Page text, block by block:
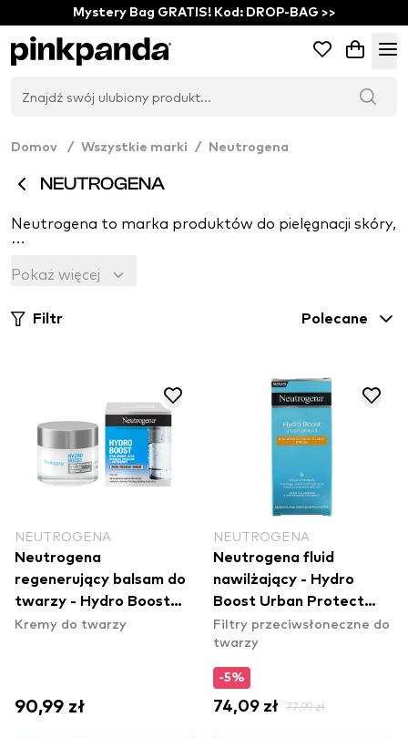
Mystery Bag GRATIS! Kod: DROP-BAG >>
Domov / Wszystkie marki / Neutrogena
NEUTROGENA
Neutrogena to marka produktów do pielęgnacji skóry,
Kierując się przekonaniem, że odpowiednia
Ich cel jest prosty - wywrzeć pozytywny wpływ na
Pokaż więcej
Filtr Polecane
NEUTROGENA
Neutrogena
regenerujący balsam do
twarzy - Hydro Boost
Skin Rescue Balm
Kremy do twarzy
90,99 zł
NEUTROGENA
Neutrogena fluid
nawilżający - Hydro
Boost Urban Protect
Fluid SPF25
Filtry przeciwsłoneczne do
twarzy
-5%
74,09 zł 77,99 zł